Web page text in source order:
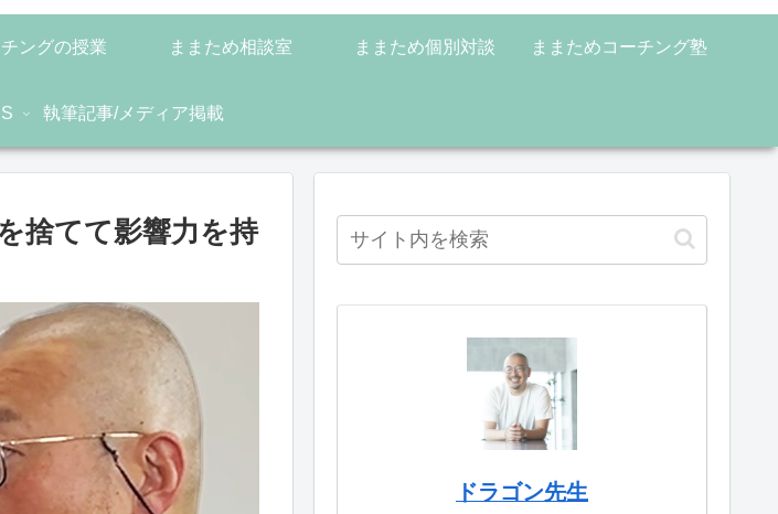
ングの授業 ままため相談室 ままため個別対談 ままためコーチング塾
執筆記事/メディア掲載
捨てて影響力を持
ドラゴン先生